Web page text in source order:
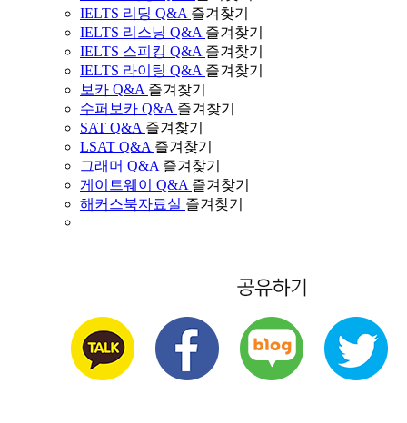
IELTS 리딩 Q&A 즐겨찾기
IELTS 리스닝 Q&A 즐겨찾기
IELTS 스피킹 Q&A 즐겨찾기
IELTS 라이팅 Q&A 즐겨찾기
보카 Q&A 즐겨찾기
수퍼보카 Q&A 즐겨찾기
SAT Q&A 즐겨찾기
LSAT Q&A 즐겨찾기
그래머 Q&A 즐겨찾기
게이트웨이 Q&A 즐겨찾기
해커스북자료실 즐겨찾기